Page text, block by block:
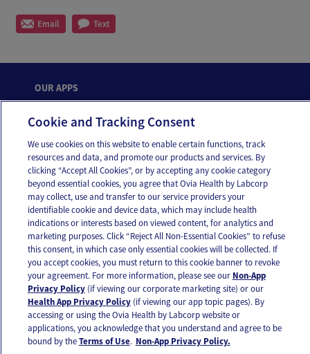
Email Text
OUR APPS
FOLLOW US
Email Us Terms of Use Privacy Policy
© 2026 Ovia Health by Labcorp
Ovia products and services are provided for informational purposes only and are not
intended as a substitute for medical care or medical advice. You should contact a
healthcare provider if you need medical care or advice. Please see our Terms of Use and
Privacy Policy for more information.
Cookie and Tracking Consent
We use cookies on this website to enable certain functions, track
resources and data, and promote our products and services. By
clicking “Accept All Cookies”, or by accepting any cookie category
beyond essential cookies, you agree that Ovia Health by Labcorp
may collect, use and transfer to our service providers your
identifiable cookie and device data, which may include health
indications or interests based on viewed content, for analytics and
marketing purposes. Click “Reject All Non-Essential Cookies” to refuse
this consent, in which case only essential cookies will be collected. If
you accept cookies, you must return to this cookie banner to revoke
your agreement. For more information, please see our Non-App
Privacy Policy(if viewing our corporate marketing site) or our
Health App Privacy Policy(if viewing our app topic pages). By
accessing or using the Ovia Health by Labcorp website or
applications, you acknowledge that you understand and agree to be
bound by theTerms of Use. Non-App Privacy Policy.